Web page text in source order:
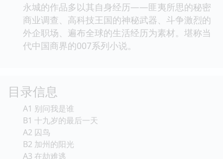
永城的作品多以其自身经历——匪夷所思的秘密
商业调查、高科技王国的神秘武器、斗争激烈的
外企职场、遍布全球的生活经历为素材。堪称当
代中国商界的007系列小说。
目录信息
A1 别问我是谁
B1 十九岁的最后一天
A2 囚鸟
B2 加州的阳光
A3 在劫难逃